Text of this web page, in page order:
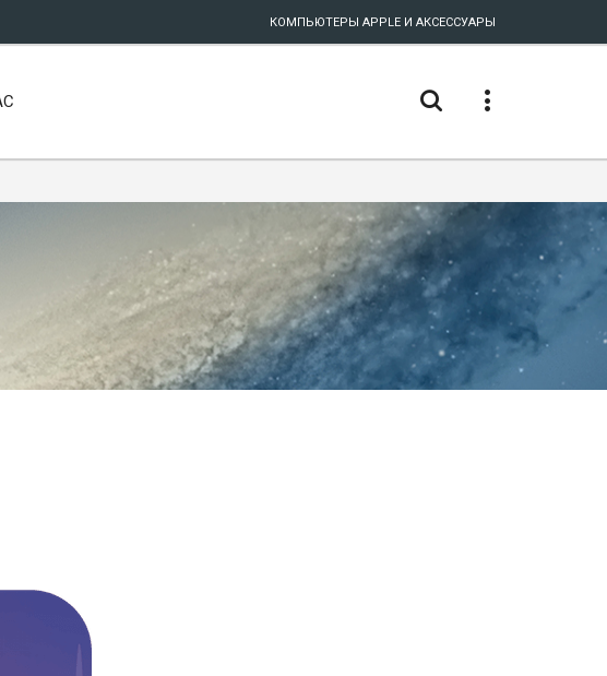
КОМПЬЮТЕРЫ APPLE И АКСЕССУАРЫ